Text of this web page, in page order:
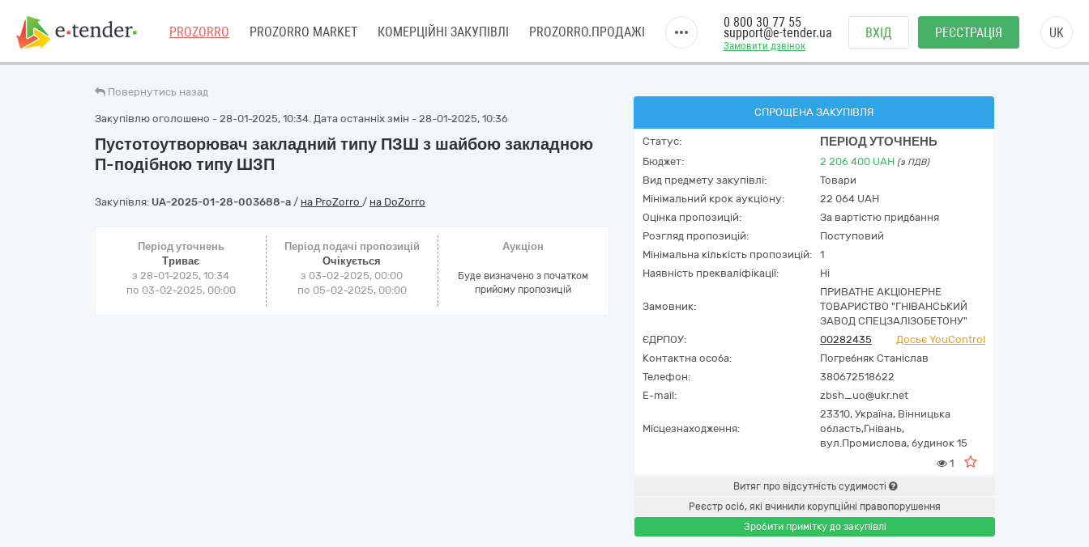
PROZORRO PROZORRO MARKET КОМЕРЦІЙНІ ЗАКУПІВЛІ PROZORRO.ПРОДАЖІ
Замовити дзвінок
0 800 30 77 55
support@e-tender.ua ВХІД РЕЄСТРАЦІЯ UK
Повернутись назад
Закупівлю оголошено - 28-01-2025, 10:34. Дата останніх змін - 28-01-2025, 10:36
Пустотоутворювач закладний типу ПЗШ з шайбою закладною
П-подібною типу ШЗП
Закупівля: UA-2025-01-28-003688-a / на ProZorro / на DoZorro
Період уточнень
Триває
з 28-01-2025, 10:34
по 03-02-2025, 00:00
Період подачі пропозицій
Очікується
з 03-02-2025, 00:00
по 05-02-2025, 00:00
Аукціон
Буде визначено з початком
прийому пропозицій
СПРОЩЕНА ЗАКУПІВЛЯ
Статус: ПЕРІОД УТОЧНЕНЬ
Бюджет: 2 206 400 UAH (з ПДВ)
Вид предмету закупівлі:
Товари
Мінімальний крок аукціону:
22 064 UAH
Оцінка пропозицій:
За вартістю придбання
Розгляд пропозицій:
Поступовий
Мінімальна кількість пропозицій:
1
Наявність прекваліфікації:
Ні
Замовник:
ПРИВАТНЕ АКЦІОНЕРНЕ
ТОВАРИСТВО "ГНІВАНСЬКИЙ
ЗАВОД СПЕЦЗАЛІЗОБЕТОНУ"
ЄДРПОУ:
00282435
Досьє YouControl
Контактна особа:
Погребняк Станіслав
Телефон:
380672518622
E-mail:
zbsh_uo@ukr.net
Місцезнаходження:
23310, Україна, Вінницька
область,Гнівань,
вул.Промислова, будинок 15
1
Витяг про відсутність судимості
Реєстр осіб, які вчинили корупційні правопорушення
Зробити примітку до закупівлі